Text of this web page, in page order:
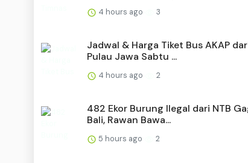
4 hours ago 3
Jadwal & Harga Tiket Bus AKAP
Pulau Jawa Sabtu ...
4 hours ago 2
482 Ekor Burung Ilegal dari NTB
Bali, Rawan Bawa...
5 hours ago 2